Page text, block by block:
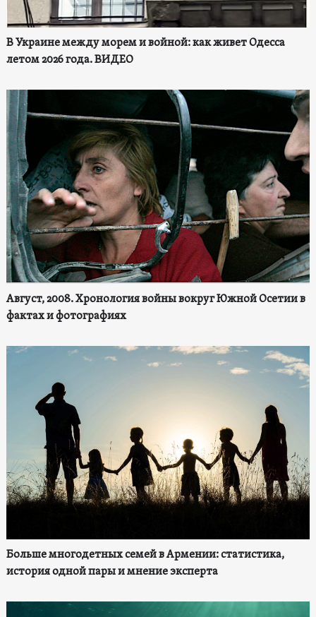
В Украине между морем и войной: как живет Одесса
летом 2026 года. ВИДЕО
Август, 2008. Хронология войны вокруг Южной Осетии в
фактах и фотографиях
Больше многодетных семей в Армении: статистика,
история одной пары и мнение эксперта